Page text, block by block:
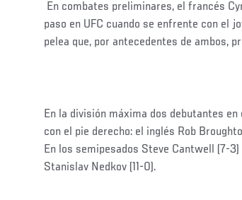
En combates preliminares, el francés
paso en UFC cuando se enfrente con el
pelea que, por antecedentes de ambos,
En la división máxima dos debutantes
con el pie derecho: el inglés Rob
En los semipesados Steve Cantwell (7-
Stanislav Nedkov (11-0).